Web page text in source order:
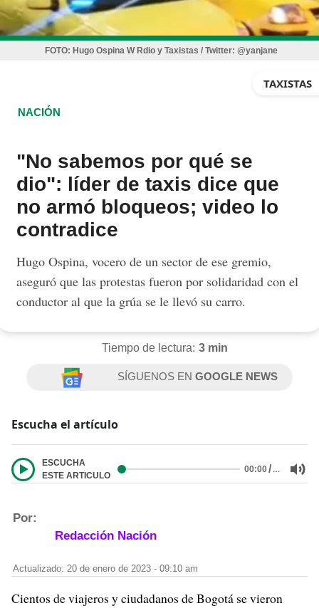
FOTO: Hugo Ospina W Rdio y Taxistas / Twitter: @yanjane
TAXISTAS
NACIÓN
"No sabemos por qué se
dio": líder de taxis dice que
no armó bloqueos; video lo
contradice
Hugo Ospina, vocero de un sector de ese gremio,
aseguró que las protestas fueron por solidaridad con el
conductor al que la grúa se le llevó su carro.
Tiempo de lectura: 3 min
SÍGUENOS ENGOOGLE NEWS
Escucha el artículo
ESCUCHA
ESTE ARTICULO
00:00/…
Por:
Redacción Nación
Actualizado: 20 de enero de 2023 - 09:10 am
Cientos de viajeros y ciudadanos de Bogotá se vieron